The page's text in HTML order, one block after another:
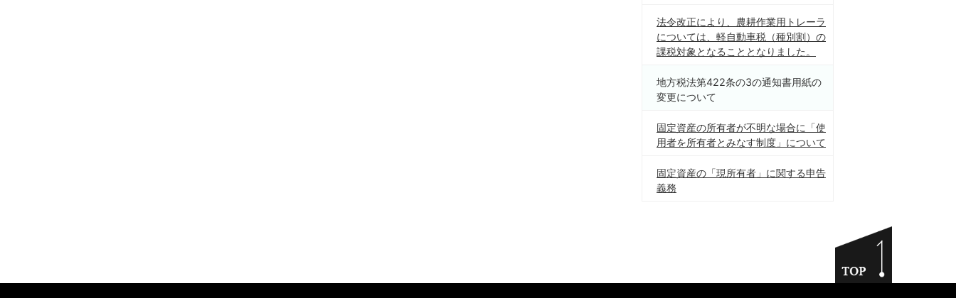
法令改正により、農耕作業用トレーラ
については、軽自動車税（種別割）の
課税対象となることとなりました。
地方税法第422条の3の通知書用紙の
変更について
固定資産の所有者が不明な場合に「使
用者を所有者とみなす制度」について
固定資産の「現所有者」に関する申告
義務